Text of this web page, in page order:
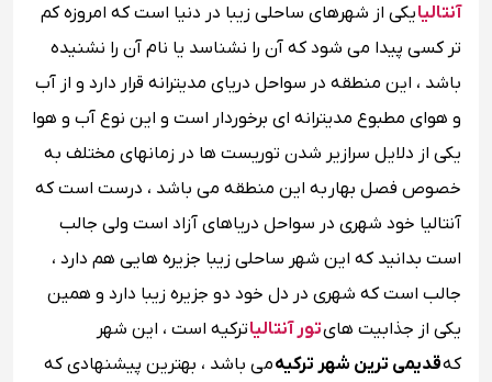
آنتالیایکی از شهرهای ساحلی زیبا در دنیا است که امروزه کم
تر کسی پیدا می شود که آن را نشناسد یا نام آن را نشنیده
باشد ، این منطقه در سواحل دریای مدیترانه قرار دارد و از آب
و هوای مطبوع مدیترانه ای برخوردار است و این نوع آب و هوا
یکی از دلایل سرازیر شدن توریست ها در زمانهای مختلف به
خصوص فصل بهار به این منطقه می باشد ، درست است که
آنتالیا خود شهری در سواحل دریاهای آزاد است ولی جالب
است بدانید که این شهر ساحلی زیبا جزیره هایی هم دارد ،
جالب است که شهری در دل خود دو جزیره زیبا دارد و همین
یکی از جذابیت هایتور آنتالیاترکیه است ، این شهر
کهقدیمی ترین شهر ترکیهمی باشد ، بهترین پیشنهادی که